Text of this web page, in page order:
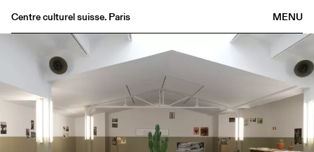
MENU
Centre culturel suisse. Paris
Buvette
Médiathèque